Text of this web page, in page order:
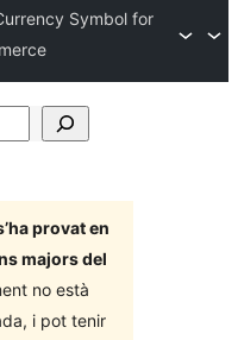
Symbol for
provat en
majors del
no està
i pot tenir